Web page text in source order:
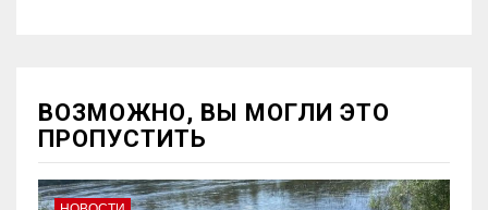
ВОЗМОЖНО, ВЫ МОГЛИ ЭТО
ПРОПУСТИТЬ